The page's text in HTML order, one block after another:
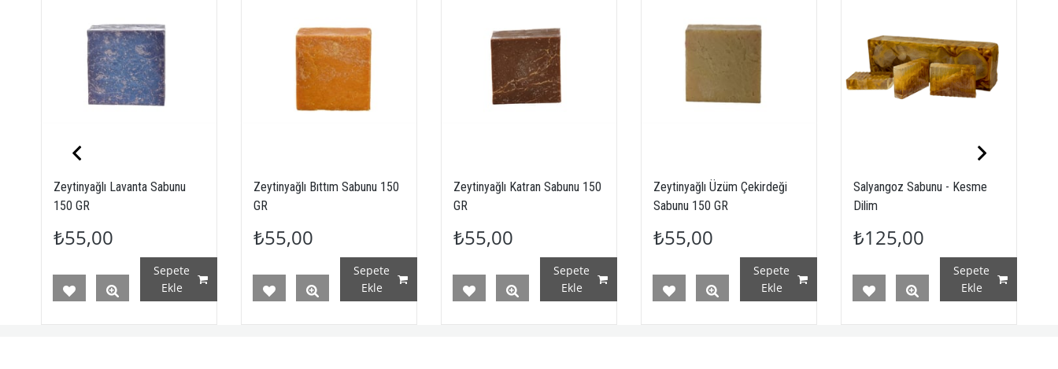
Zeytinyağlı Lavanta Sabunu
150 GR
₺55,00
Sepete
Ekle
Zeytinyağlı Bıttım Sabunu 150
GR
₺55,00
Sepete
Ekle
Zeytinyağlı Katran Sabunu 150
GR
₺55,00
Sepete
Ekle
Zeytinyağlı Üzüm Çekirdeği
Sabunu 150 GR
₺55,00
Sepete
Ekle
Salyangoz Sabunu - Kesme
Dilim
₺125,00
Sepete
Ekle